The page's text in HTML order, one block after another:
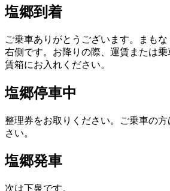
塩郷到着
ご乗車ありがとうございます。まも
右側です。お降りの際、運賃または
賃箱にお入れください。
塩郷停車中
整理券をお取りください。ご乗車の
さい。
塩郷発車
次は下泉です。